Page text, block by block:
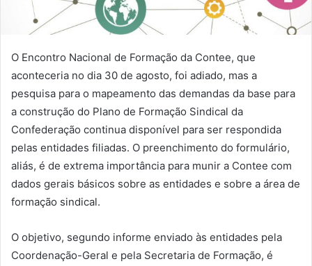
O Encontro Nacional de Formação da Contee, que
aconteceria no dia 30 de agosto, foi adiado, mas a
pesquisa para o mapeamento das demandas da base para
a construção do Plano de Formação Sindical da
Confederação continua disponível para ser respondida
pelas entidades filiadas. O preenchimento do formulário,
aliás, é de extrema importância para munir a Contee com
dados gerais básicos sobre as entidades e sobre a área de
formação sindical.
O objetivo, segundo informe enviado às entidades pela
Coordenação-Geral e pela Secretaria de Formação, é